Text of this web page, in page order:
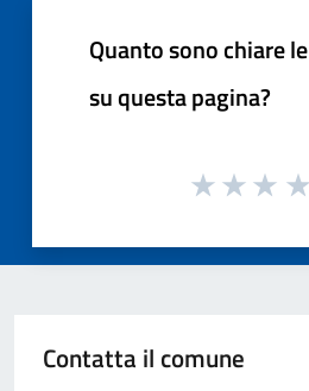
Quanto sono chiare
su questa pagina?
Contatta il comune